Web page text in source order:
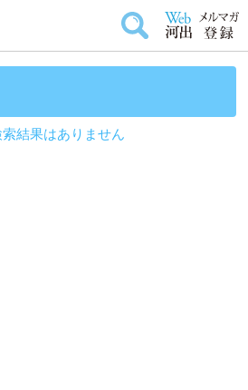
結果はありません